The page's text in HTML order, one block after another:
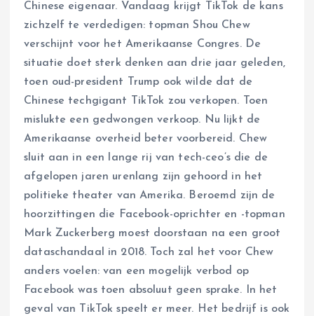
Chinese eigenaar. Vandaag krijgt TikTok de kans
zichzelf te verdedigen: topman Shou Chew
verschijnt voor het Amerikaanse Congres. De
situatie doet sterk denken aan drie jaar geleden,
toen oud-president Trump ook wilde dat de
Chinese techgigant TikTok zou verkopen. Toen
mislukte een gedwongen verkoop. Nu lijkt de
Amerikaanse overheid beter voorbereid. Chew
sluit aan in een lange rij van tech-ceo’s die de
afgelopen jaren urenlang zijn gehoord in het
politieke theater van Amerika. Beroemd zijn de
hoorzittingen die Facebook-oprichter en -topman
Mark Zuckerberg moest doorstaan na een groot
dataschandaal in 2018. Toch zal het voor Chew
anders voelen: van een mogelijk verbod op
Facebook was toen absoluut geen sprake. In het
geval van TikTok speelt er meer. Het bedrijf is ook